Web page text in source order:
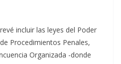
incluir las leyes del Poder
Procedimientos Penales,
Organizada -donde